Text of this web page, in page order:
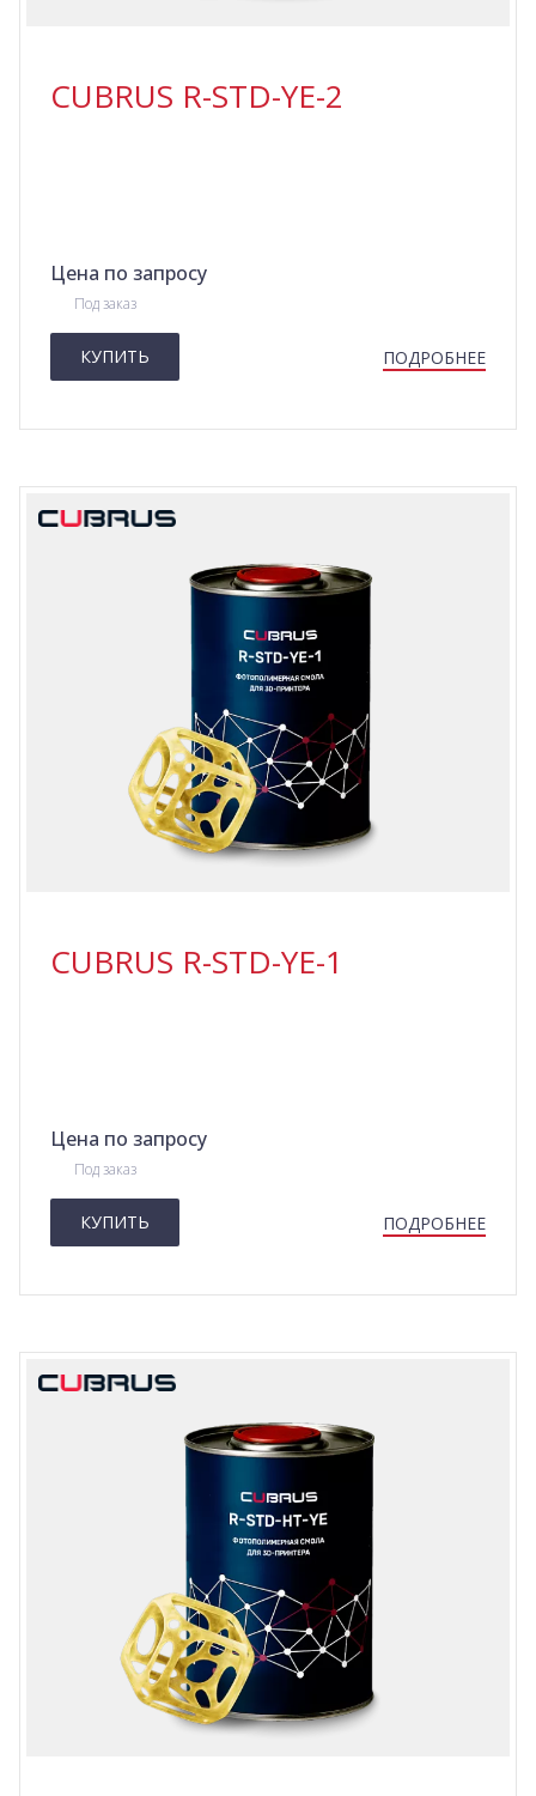
CUBRUS R-STD-YE-2
Цена по запросу
Под заказ
КУПИТЬ ПОДРОБНЕЕ
CUBRUS R-STD-YE-1
Цена по запросу
Под заказ
КУПИТЬ ПОДРОБНЕЕ